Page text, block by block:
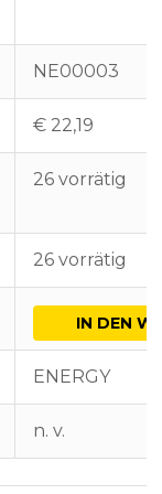
NE00003
€ 22,19
26 vorrätig
26 vorrätig
IN DEN
ENERGY
n. v.